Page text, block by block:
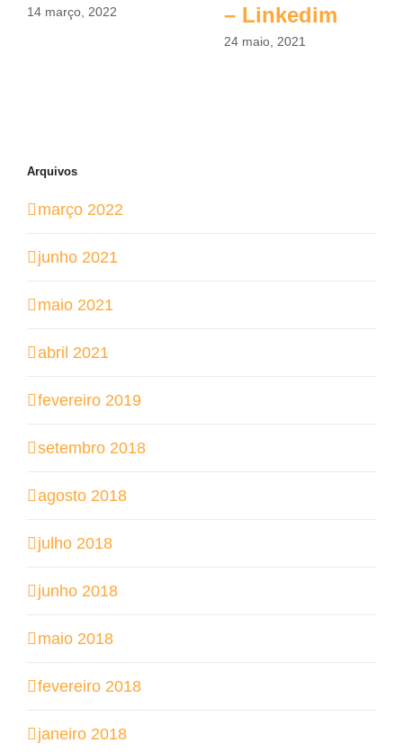
14 março, 2022
– Linkedim
24 maio, 2021
Arquivos
março 2022
junho 2021
maio 2021
abril 2021
fevereiro 2019
setembro 2018
agosto 2018
julho 2018
junho 2018
maio 2018
fevereiro 2018
janeiro 2018